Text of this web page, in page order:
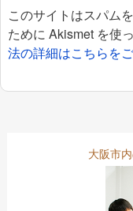
このサイトはスパム
ために Akismet を使
法の詳細はこちらを
大阪市